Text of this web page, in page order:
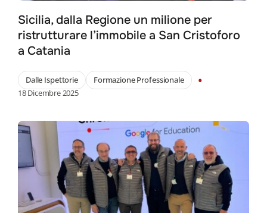
Sicilia, dalla Regione un milione per
ristrutturare l’immobile a San Cristoforo
a Catania
Dalle Ispettorie Formazione Professionale •
18 Dicembre 2025